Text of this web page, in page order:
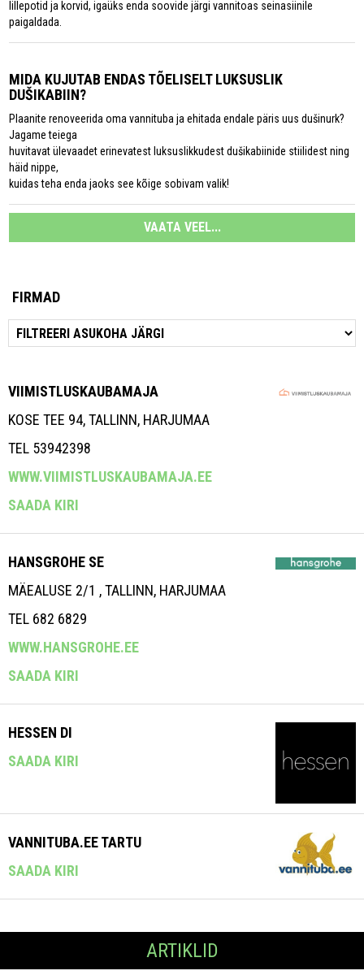
lillepotid ja korvid, igaüks enda soovide järgi vannitoas seinasiinile
paigaldada.
MIDA KUJUTAB ENDAS TÕELISELT LUKSUSLIK
DUŠIKABIIN?
Plaanite renoveerida oma vannituba ja ehitada endale päris uus dušinurk?
Jagame teiega
huvitavat ülevaadet erinevatest luksuslikkudest dušikabiinide stiilidest ning
häid nippe,
kuidas teha enda jaoks see kõige sobivam valik!
VAATA VEEL...
FIRMAD
VIIMISTLUSKAUBAMAJA
KOSE TEE 94, TALLINN, HARJUMAA
TEL 53942398
WWW.VIIMISTLUSKAUBAMAJA.EE
SAADA KIRI
HANSGROHE SE
MÄEALUSE 2/1 , TALLINN, HARJUMAA
TEL 682 6829
WWW.HANSGROHE.EE
SAADA KIRI
HESSEN DI
SAADA KIRI
VANNITUBA.EE TARTU
SAADA KIRI
ARTIKLID